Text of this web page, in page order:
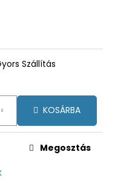
Szállítás
KOSÁRBA
Megosztás